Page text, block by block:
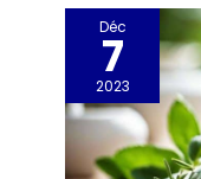
Déc
7
2023